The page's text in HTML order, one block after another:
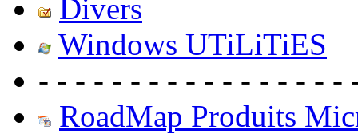
Divers
Windows UTiLiTiES
- - - - - - - - - - - - - - - - -
RoadMap Produits